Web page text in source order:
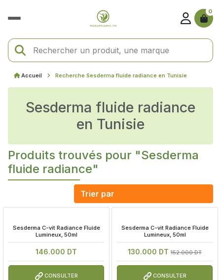
0
Accueil Recherche Sesderma fluide radiance en Tunisie
Sesderma fluide radiance
en Tunisie
Produits trouvés pour "Sesderma
fluide radiance"
Sesderma C-vit Radiance Fluide
Lumineux, 50ml
146.000 DT
CONSULTER
Sesderma C-vit Radiance Fluide
Lumineux, 50ml
130.000 DT 152.000 DT
CONSULTER